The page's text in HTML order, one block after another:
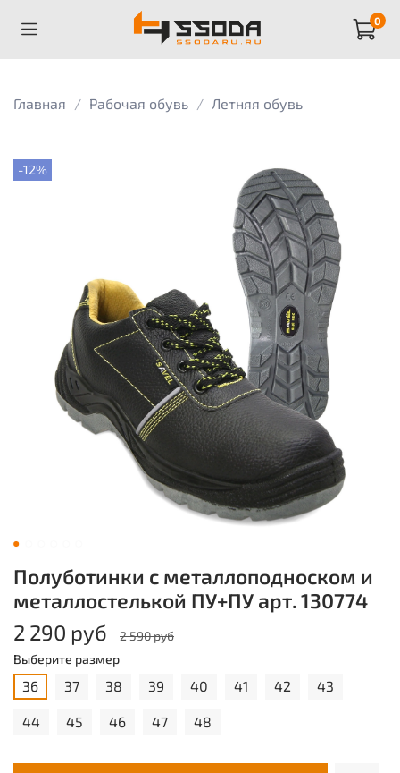
0
Главная Рабочая обувь Летняя обувь
-12%
Полуботинки с металлоподноском и
металлостелькой ПУ+ПУ арт. 130774
2 290 руб
2 590 руб
Выберите размер
36 37 38 39 40 41 42 43
44 45 46 47 48